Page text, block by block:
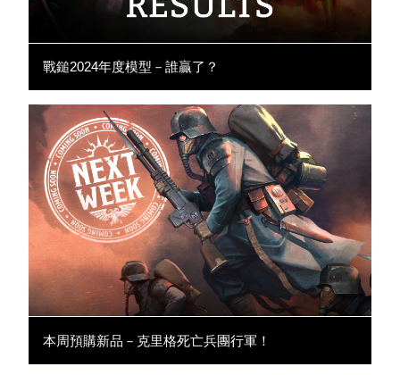
戰鎚2024年度模型－誰贏了？
本周預購新品－克里格死亡兵團行軍！